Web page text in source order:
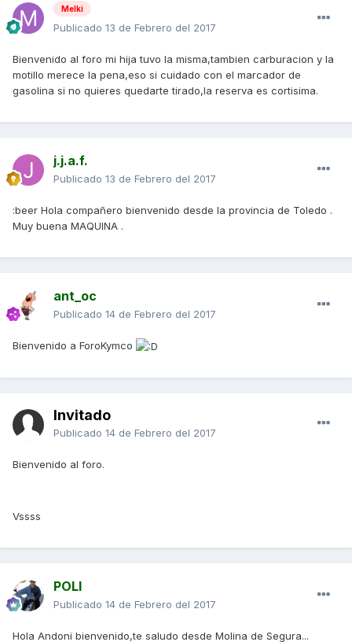
Melki
Publicado 13 de Febrero del 2017
Bienvenido al foro mi hija tuvo la misma,tambien carburacion y la
motillo merece la pena,eso si cuidado con el marcador de
gasolina si no quieres quedarte tirado,la reserva es cortisima.
j.j.a.f.
Publicado 13 de Febrero del 2017
:beer Hola compañero bienvenido desde la provincia de Toledo .
Muy buena MAQUINA .
ant_oc
Publicado 14 de Febrero del 2017
Bienvenido a ForoKymco
Invitado
Publicado 14 de Febrero del 2017
Bienvenido al foro.
Vssss
POLI
Publicado 14 de Febrero del 2017
Hola Andoni bienvenido,te saludo desde Molina de Segura...